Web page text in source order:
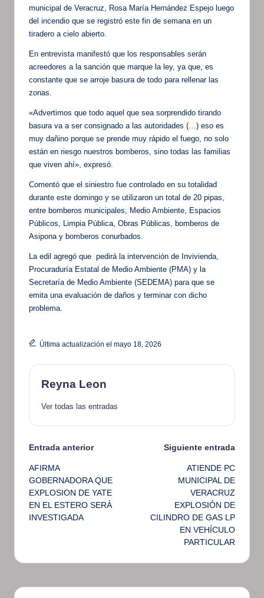
municipal de Veracruz, Rosa María Hernández Espejo luego
del incendio que se registró este fin de semana en un
tiradero a cielo abierto.
En entrevista manifestó que los responsables serán
acreedores a la sanción que marque la ley, ya que, es
constante que se arroje basura de todo para rellenar las
zonas.
«Advertimos que todo aquel que sea sorprendido tirando
basura va a ser consignado a las autoridades (…) eso es
muy dañino porque se prende muy rápido el fuego, no solo
están en riesgo nuestros bomberos, sino todas las familias
que viven ahí», expresó.
Comentó que el siniestro fue controlado en su totalidad
durante este domingo y se utilizaron un total de 20 pipas,
entre bomberos municipales, Medio Ambiente, Espacios
Públicos, Limpia Pública, Obras Públicas, bomberos de
Asipona y bomberos conurbados.
La edil agregó que pedirá la intervención de Invivienda,
Procuraduría Estatal de Medio Ambiente (PMA) y la
Secretaría de Medio Ambiente (SEDEMA) para que se
emita una evaluación de daños y terminar con dicho
problema.
Última actualización el mayo 18, 2026
Reyna Leon
Ver todas las entradas
Navegación
de
entradas
Entrada anterior
AFIRMA
GOBERNADORA QUE
EXPLOSION DE YATE
EN EL ESTERO SERÁ
INVESTIGADA
Siguiente entrada
ATIENDE PC
MUNICIPAL DE
VERACRUZ
EXPLOSIÓN DE
CILINDRO DE GAS LP
EN VEHÍCULO
PARTICULAR